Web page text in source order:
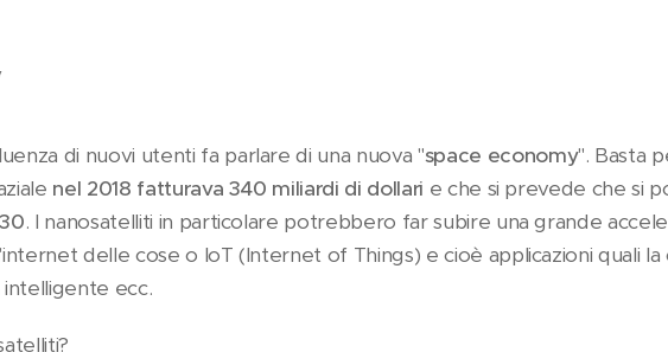
di nuovi utenti fa parlare di una nuova "space economy". Basta
nel 2018 fatturava 340 miliardi di dollari e che si prevede che si
. I nanosatelliti in particolare potrebbero far subire una grande
delle cose o IoT (Internet of Things) e cioè applicazioni quali la
ecc.